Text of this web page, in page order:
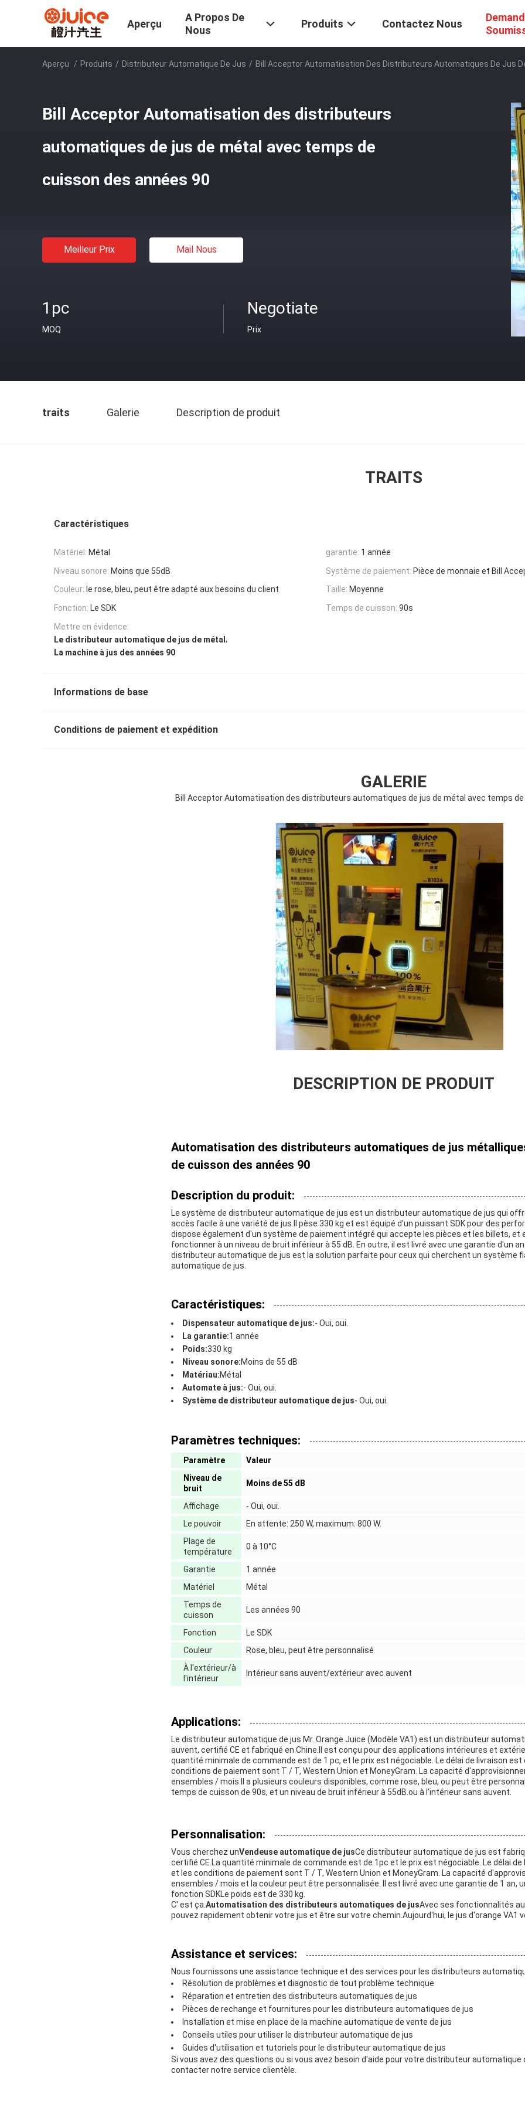
Aperçu
A Propos De
Nous
Produits Contactez Nous
Aperçu / Produits / Distributeur Automatique De Jus / Bill Acceptor Automatisation Des Distributeurs Automatiques De Jus
Bill Acceptor Automatisation des distributeurs
automatiques de jus de métal avec temps de
cuisson des années 90
Meilleur Prix Mail Nous
1pc
MOQ
Negotiate
Prix
traits Galerie Description de produit
TRAITS
Caractéristiques
Matériel: Métal garantie: 1 année
Niveau sonore: Moins que 55dB Système de paiement: Pièce de monnaie et Bill
Couleur: le rose, bleu, peut être adapté aux besoins du client Taille: Moyenne
Fonction: Le SDK Temps de cuisson: 90s
Mettre en évidence:
Le distributeur automatique de jus de métal ,
La machine à jus des années 90
Informations de base
Conditions de paiement et expédition
GALERIE
Bill Acceptor Automatisation des distributeurs automatiques de jus de métal avec temps
DESCRIPTION DE PRODUIT
Automatisation des distributeurs automatiques de jus
de cuisson des années 90
Description du produit:
Le système de distributeur automatique de jus est un distributeur automatique de jus qui
accès facile à une variété de jus.Il pèse 330 kg et est équipé d'un puissant SDK pour des
dispose également d'un système de paiement intégré qui accepte les pièces et les billets, et
fonctionner à un niveau de bruit inférieur à 55 dB. En outre, il est livré avec une garantie d'un
distributeur automatique de jus est la solution parfaite pour ceux qui cherchent un système
automatique de jus.
Caractéristiques:
Dispensateur automatique de jus:- Oui, oui.
La garantie:1 année
Poids:330 kg
Niveau sonore:Moins de 55 dB
Matériau:Métal
Automate à jus:- Oui, oui.
Système de distributeur automatique de jus- Oui, oui.
Paramètres techniques:
Paramètre
Valeur
Niveau de
bruit
Moins de 55 dB
Affichage
- Oui, oui.
Le pouvoir
En attente: 250 W, maximum: 800 W.
Plage de
température
0 à 10°C
Garantie
1 année
Matériel
Métal
Temps de
cuisson
Les années 90
Fonction
Le SDK
Couleur
Rose, bleu, peut être personnalisé
À l'extérieur/à
l'intérieur
Intérieur sans auvent/extérieur avec auvent
Applications:
Le distributeur automatique de jus Mr. Orange Juice (Modèle VA1) est un distributeur
auvent, certifié CE et fabriqué en Chine.Il est conçu pour des applications intérieures et
quantité minimale de commande est de 1 pc, et le prix est négociable. Le délai de livraison est
conditions de paiement sont T / T, Western Union et MoneyGram. La capacité
ensembles / mois.Il a plusieurs couleurs disponibles, comme rose, bleu, ou peut être
temps de cuisson de 90s, et un niveau de bruit inférieur à 55dB.ou à l'intérieur sans auvent.
Personnalisation:
Vous cherchez unVendeuse automatique de jusCe distributeur automatique de jus est
certifié CE.La quantité minimale de commande est de 1pc et le prix est négociable. Le délai
et les conditions de paiement sont T / T, Western Union et MoneyGram. La capacité
ensembles / mois et la couleur peut être personnalisée. Il est livré avec une garantie de 1 an,
fonction SDKLe poids est de 330 kg.
C' est ça. Automatisation des distributeurs automatiques de jusAvec ses fonctionnalités
pouvez rapidement obtenir votre jus et être sur votre chemin.Aujourd'hui, le jus d'orange VA1
Assistance et services:
Nous fournissons une assistance technique et des services pour les distributeurs
Résolution de problèmes et diagnostic de tout problème technique
Réparation et entretien des distributeurs automatiques de jus
Pièces de rechange et fournitures pour les distributeurs automatiques de jus
Installation et mise en place de la machine automatique de vente de jus
Conseils utiles pour utiliser le distributeur automatique de jus
Guides d'utilisation et tutoriels pour le distributeur automatique de jus
Si vous avez des questions ou si vous avez besoin d'aide pour votre distributeur automatique
contacter notre service clientèle.